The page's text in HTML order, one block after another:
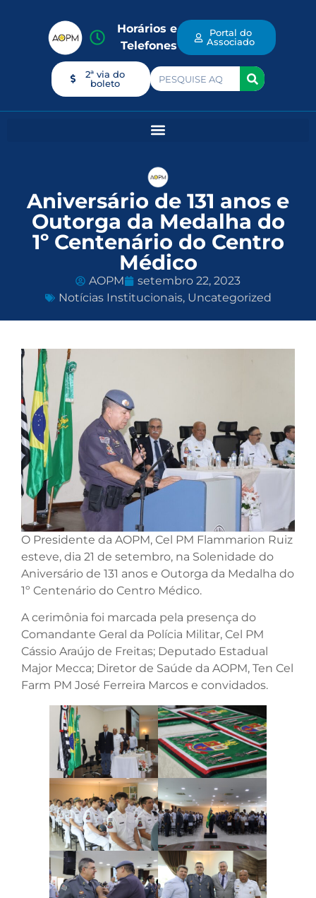
Horários e
Telefones
Portal do
Associado
2ª via do
boleto
Aniversário de 131 anos e
Outorga da Medalha do
1º Centenário do Centro
Médico
AOPM
setembro 22, 2023
Notícias Institucionais, Uncategorized
O Presidente da AOPM, Cel PM Flammarion Ruiz
esteve, dia 21 de setembro, na Solenidade do
Aniversário de 131 anos e Outorga da Medalha do
1º Centenário do Centro Médico.
A cerimônia foi marcada pela presença do
Comandante Geral da Polícia Militar, Cel PM
Cássio Araújo de Freitas; Deputado Estadual
Major Mecca; Diretor de Saúde da AOPM, Ten Cel
Farm PM José Ferreira Marcos e convidados.